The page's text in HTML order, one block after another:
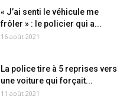
« J’ai senti le véhicule me
frôler » : le policier qui a...
16 août 2021
La police tire à 5 reprises vers
une voiture qui forçait...
11 août 2021